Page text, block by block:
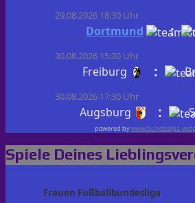
29.08.2026 18:30 Uhr
Dortmund :
30.08.2026 15:30 Uhr
Freiburg :
30.08.2026 17:30 Uhr
Augsburg :
powered bywww.bundesliga-
Spiele Deines
Frauen Fußballbundesliga